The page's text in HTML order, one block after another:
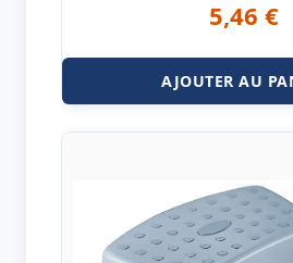
5,46 €
AJOUTER AU